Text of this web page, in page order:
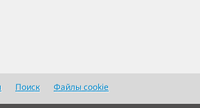
Поиск Файлы cookie